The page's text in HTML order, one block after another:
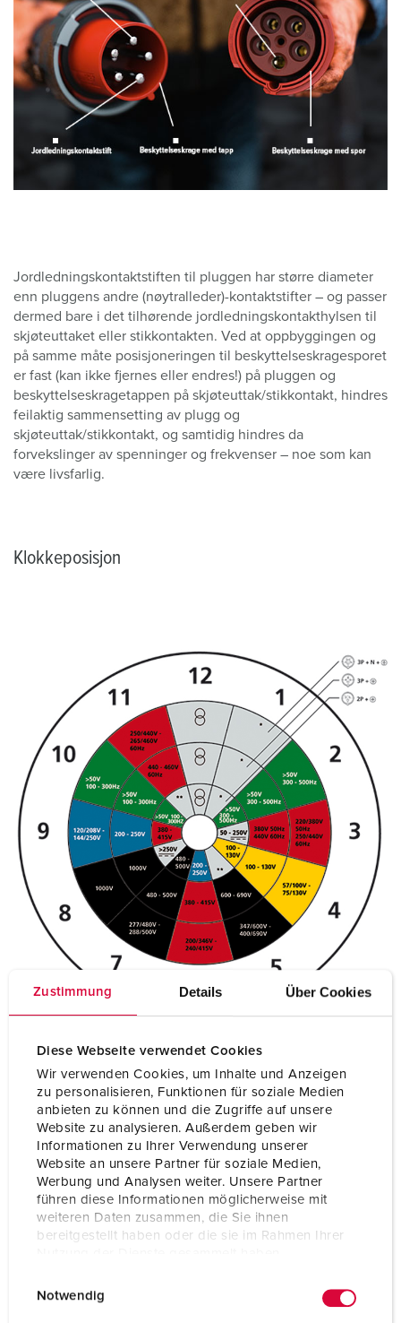
Zustimmung Details Über Cookies
Diese Webseite verwendet Cookies
Wir verwenden Cookies, um Inhalte und Anzeigen
zu personalisieren, Funktionen für soziale Medien
anbieten zu können und die Zugriffe auf unsere
Website zu analysieren. Außerdem geben wir
Informationen zu Ihrer Verwendung unserer
Website an unsere Partner für soziale Medien,
Werbung und Analysen weiter. Unsere Partner
führen diese Informationen möglicherweise mit
weiteren Daten zusammen, die Sie ihnen
bereitgestellt haben oder die sie im Rahmen Ihrer
Notwendig
Jordledningskontaktstiften til pluggen har større diameter
enn pluggens andre (nøytralleder)-kontaktstifter – og passer
dermed bare i det tilhørende jordledningskontakthylsen til
skjøteuttaket eller stikkontakten. Ved at oppbyggingen og
på samme måte posisjoneringen til beskyttelseskragesporet
er fast (kan ikke fjernes eller endres!) på pluggen og
beskyttelseskragetappen på skjøteuttak/stikkontakt, hindres
feilaktig sammensetting av plugg og
skjøteuttak/stikkontakt, og samtidig hindres da
forvekslinger av spenninger og frekvenser – noe som kan
være livsfarlig.
Klokkeposisjon
* Klokkeposisjoner som ikke er standardisert og dermed ledige for
spesiell bruk av stikkforbindelser. ** Klokkeposisjoner som ikke er i
bruk
Klokkeposisjonenviser posisjonen til
beskyttelseslederkontakten på den spenningsførende siden
for pluggenheter – på bildet (over) står for eksempel
beskyttelseslederkontakten til skjøteuttaket på klokka 6.
Identifikasjonsfargene til pluggene – eller pluggfargene